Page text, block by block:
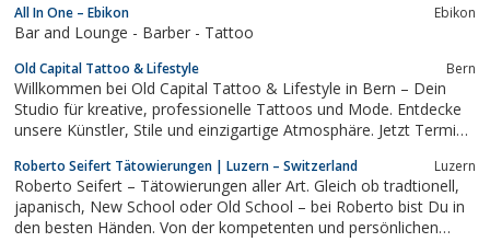
All In One – Ebikon Ebikon
Bar and Lounge - Barber - Tattoo
Old Capital Tattoo & Lifestyle Bern
Willkommen bei Old Capital Tattoo & Lifestyle in Bern – Dein
Studio für kreative, professionelle Tattoos und Mode. Entdecke
unsere Künstler, Stile und einzigartige Atmosphäre. Jetzt Termin
Tattoostudio Schweiz
Roberto Seifert Tätowierungen | Luzern – Switzerland Luzern
Roberto Seifert – Tätowierungen aller Art. Gleich ob tradtionell,
japanisch, New School oder Old School – bei Roberto bist Du in
den besten Händen. Von der kompetenten und persönlichen